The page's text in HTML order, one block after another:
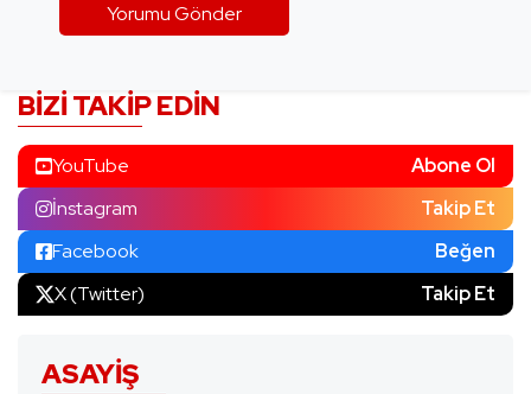
BIZI TAKIP EDIN
YouTube
Abone Ol
İnstagram
Takip Et
Facebook
Beğen
X (Twitter)
Takip Et
ASAYIŞ